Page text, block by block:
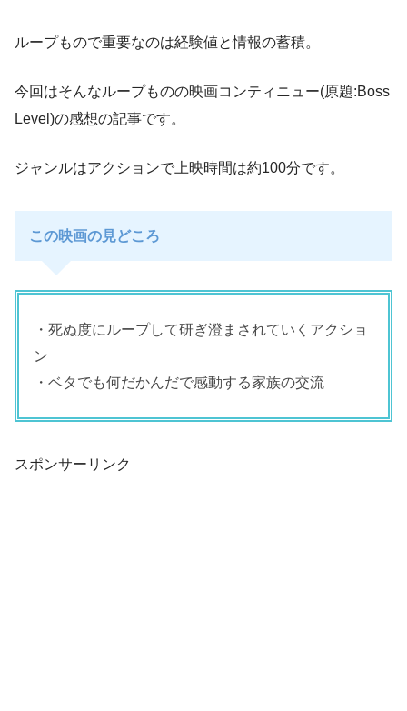
ループもので重要なのは経験値と情報の蓄積。
今回はそんなループものの映画コンティニュー(原題:Boss
Level)の感想の記事です。
ジャンルはアクションで上映時間は約100分です。
この映画の見どころ
・死ぬ度にループして研ぎ澄まされていくアクショ
ン
・ベタでも何だかんだで感動する家族の交流
スポンサーリンク